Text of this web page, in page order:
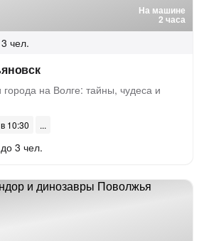
На машине
2 часа
чел.
на Волге: тайны, чудеса и
10:30
3 чел.